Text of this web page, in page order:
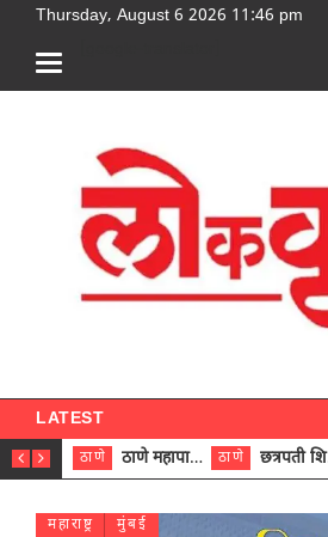
Thursday, August 6 2026 11:46 pm
LATEST
ठाणे ठाणे महापालिकेच्या नऊ प्रभाग समित्यांवर अध्यक्ष विराजमान ठाणे छत्रपती शिवाजी महाराज रुग्णालयात दुर्मिळ ट्युमरची यशस्वी शस्त्रक्रिया
महाराष्ट्र मुंबई